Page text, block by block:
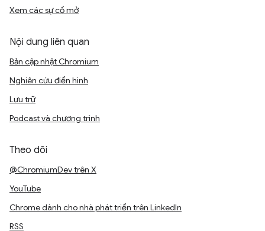
Xem các sự cố mở
Nội dung liên quan
Bản cập nhật Chromium
Nghiên cứu điển hình
Lưu trữ
Podcast và chương trình
Theo dõi
@ChromiumDev trên X
YouTube
Chrome dành cho nhà phát triển trên LinkedIn
RSS